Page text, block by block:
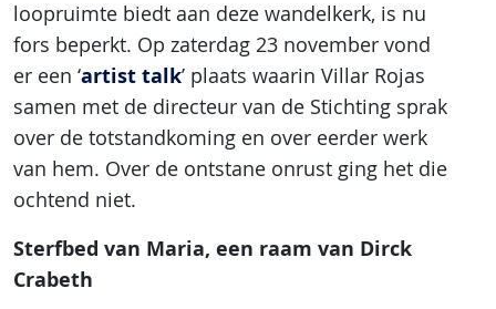
loopruimte biedt aan deze wandelkerk, is nu
fors beperkt. Op zaterdag 23 november vond
er een ‘artist talk’ plaats waarin Villar Rojas
samen met de directeur van de Stichting sprak
over de totstandkoming en over eerder werk
van hem. Over de ontstane onrust ging het die
ochtend niet.
Sterfbed van Maria, een raam van Dirck
Crabeth